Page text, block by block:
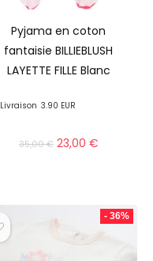
Pyjama en coton
fantaisie BILLIEBLUSH
LAYETTE FILLE Blanc
Livraison 3.90 EUR
35,00€ 23,00 €
- 36%